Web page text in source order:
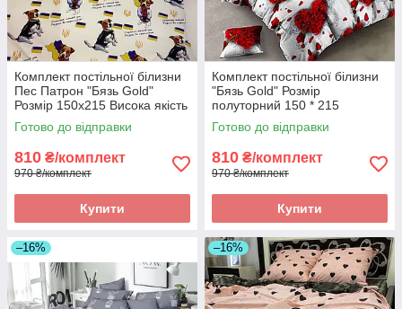
Комплект постільної білизни
Пес Патрон "Бязь Gold"
Розмір 150x215 Висока якість
Готово до відправки
810 ₴/комплект
970 ₴/комплект
Купити
Комплект постільної білизни
"Бязь Gold" Розмір
полуторний 150 * 215
Готово до відправки
810 ₴/комплект
970 ₴/комплект
Купити
–16% –16%